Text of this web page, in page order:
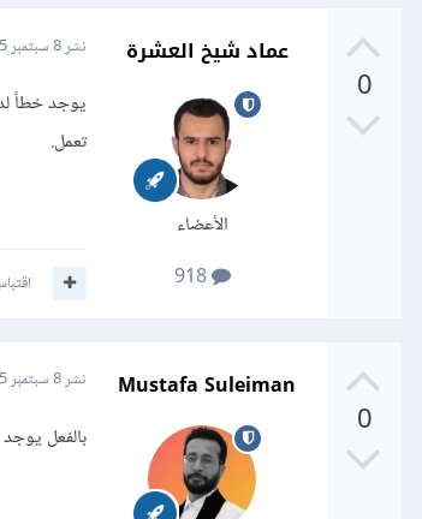
0
عماد شيخ العشرة
الأعضاء
918
نشر8 سبتمبر 2025
يوجد خطأ
تعمل.
0
Mustafa Suleiman نشر8 سبتمبر 2025
بالفعل